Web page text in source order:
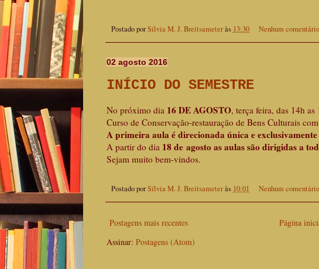
Postado porSílvia M. J. Breitsameteràs 13:30 Nenhum
02 agosto 2016
INÍCIO DO SEMESTRE
No próximo dia 16 DE AGOSTO, terça feira, das 14h
Curso de Conservação-restauração de Bens Culturais
A primeira aula é direcionada única e exclusivamente
A partir do dia 18 de agosto as aulas são dirigidas a
Sejam muito bem-vindos.
Postado porSílvia M. J. Breitsameteràs 10:01 Nenhum
Postagens mais recentes
Página
Assinar: Postagens (Atom)